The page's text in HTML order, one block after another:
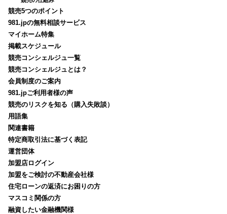
競売5つのポイント
981.jpの無料相談サービス
マイホーム特集
掲載スケジュール
競売コンシェルジュ一覧
競売コンシェルジュとは？
会員制度のご案内
981.jpご利用者様の声
競売のリスクを知る（購入失敗談）
用語集
関連書籍
特定商取引法に基づく表記
運営団体
加盟店ログイン
加盟をご検討の不動産会社様
住宅ローンの返済にお困りの方
マスコミ関係の方
融資したい金融機関様